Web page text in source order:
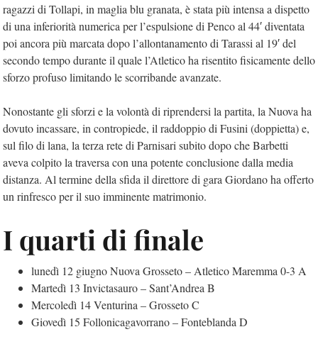
ragazzi di Tollapi, in maglia blu granata, è stata più intensa a dispetto
di una inferiorità numerica per l’espulsione di Penco al 44′ diventata
poi ancora più marcata dopo l’allontanamento di Tarassi al 19′ del
secondo tempo durante il quale l’Atletico ha risentito fisicamente dello
sforzo profuso limitando le scorribande avanzate.
Nonostante gli sforzi e la volontà di riprendersi la partita, la Nuova ha
dovuto incassare, in contropiede, il raddoppio di Fusini (doppietta) e,
sul filo di lana, la terza rete di Parnisari subito dopo che Barbetti
aveva colpito la traversa con una potente conclusione dalla media
distanza. Al termine della sfida il direttore di gara Giordano ha offerto
un rinfresco per il suo imminente matrimonio.
I quarti di finale
lunedì 12 giugno Nuova Grosseto – Atletico Maremma 0-3 A
Martedì 13 Invictasauro – Sant’Andrea B
Mercoledì 14 Venturina – Grosseto C
Giovedì 15 Follonicagavorrano – Fonteblanda D